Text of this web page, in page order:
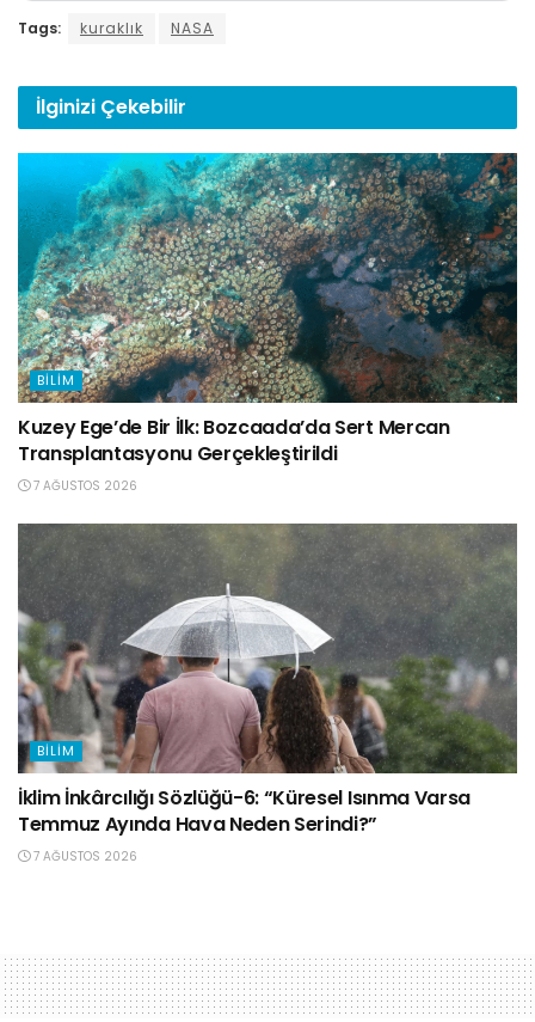
Tags: kuraklık NASA
İlginizi Çekebilir
BILIM
Kuzey Ege’de Bir İlk: Bozcaada’da Sert Mercan
Transplantasyonu Gerçekleştirildi
7 AĞUSTOS 2026
BILIM
İklim İnkârcılığı Sözlüğü-6: “Küresel Isınma Varsa
Temmuz Ayında Hava Neden Serindi?”
7 AĞUSTOS 2026